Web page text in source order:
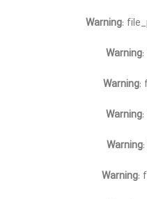
Warning:
Warning
Warning:
Warning
Warning
Warning: